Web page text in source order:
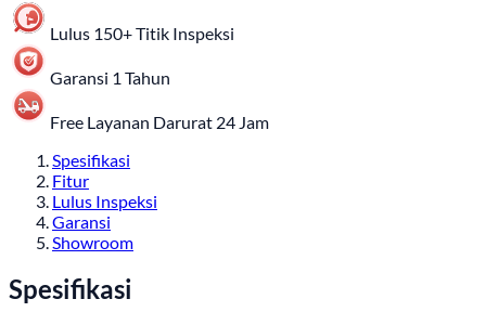
Lulus 150+ Titik Inspeksi
Garansi 1 Tahun
Free Layanan Darurat 24 Jam
Spesifikasi
Fitur
Lulus Inspeksi
Garansi
Showroom
Spesifikasi